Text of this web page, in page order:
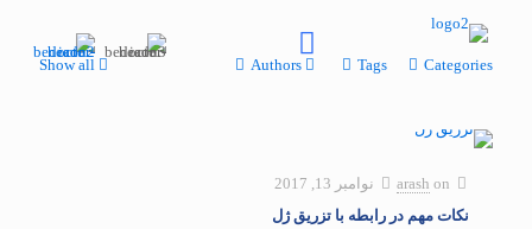
Categories
Tags
Authors
Show all
arash on
نوامبر 13, 2017
نکات مهم در رابطه با تزریق ژل